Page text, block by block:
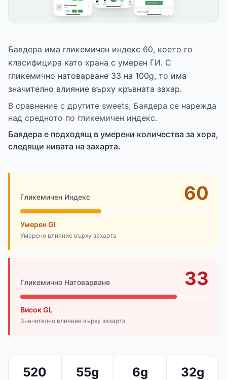
Баядера има гликемичен индекс 60, което го
класифицира като храна с умерен ГИ. С
гликемично натоварване 33 на 100g, то има
значително влияние върху кръвната захар.
В сравнение с другите sweets, Баядера се нарежда
над средното по гликемичен индекс.
Баядера е подходящ в умерени количества за хора,
следящи нивата на захарта.
Гликемичен Индекс 60
Умерен GI
Умерено влияние върху захарта
Гликемично Натоварване 33
Висок GL
Значително влияние върху захарта
520 55g 6g 32g